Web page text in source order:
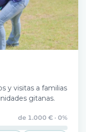
y visitas a familias
gitanas.
de 1.000 € · 0%